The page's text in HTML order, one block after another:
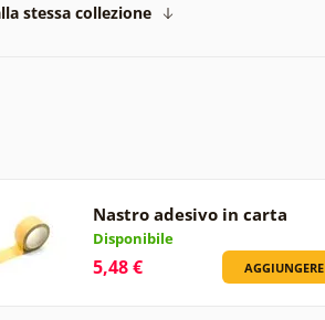
stessa collezione
Nastro adesivo in carta
Disponibile
5,48 € AGGIUNGERE